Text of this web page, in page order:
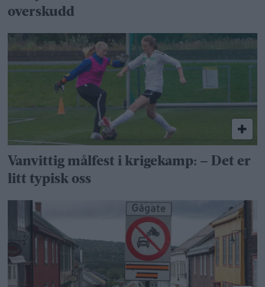
overskudd
Vanvittig målfest i krigekamp: – Det er
litt typisk oss